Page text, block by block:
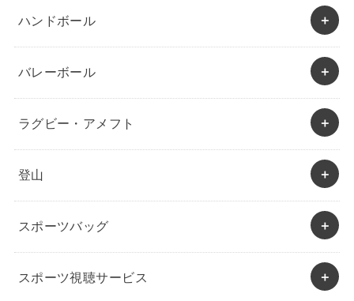
ハンドボール
バレーボール
ラグビー・アメフト
登山
スポーツバッグ
スポーツ視聴サービス